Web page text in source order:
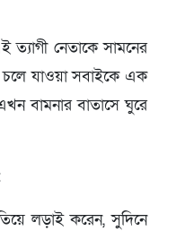
নেতাকে সামনের
চলে যাওয়া সবাইকে এক
বামনার বাতাসে ঘুরে
লড়াই করেন, সুদিনে